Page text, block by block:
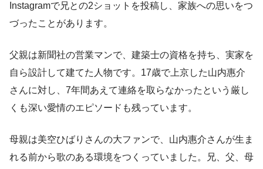
Instagramで兄との2ショットを投稿し、家族への思いをつ
づったことがあります。
父親は新聞社の営業マンで、建築士の資格を持ち、実家を
自ら設計して建てた人物です。17歳で上京した山内惠介
さんに対し、7年間あえて連絡を取らなかったという厳し
くも深い愛情のエピソードも残っています。
母親は美空ひばりさんの大ファンで、山内惠介さんが生ま
れる前から歌のある環境をつくっていました。兄、父、母